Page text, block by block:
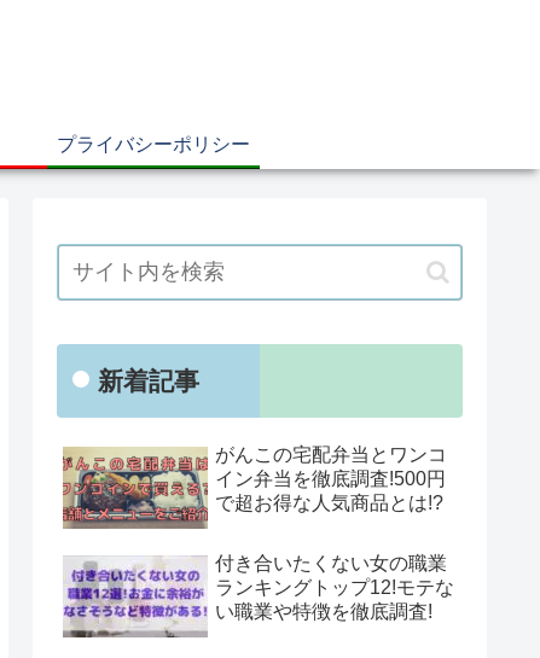
プライバシーポリシー
新着記事
がんこの宅配弁当とワンコ
イン弁当を徹底調査!500円
で超お得な人気商品とは!?
付き合いたくない女の職業
ランキングトップ12!モテな
い職業や特徴を徹底調査!